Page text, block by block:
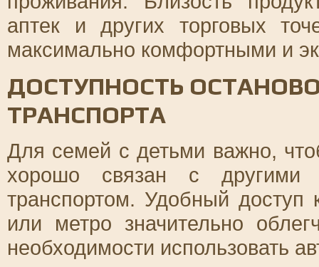
аптек и других торговых
максимально комфортными и
ДОСТУПНОСТЬ
ТРАНСПОРТА
Для семей с детьми важно,
хорошо связан с другими
транспортом. Удобный доступ
или метро значительно
необходимости использовать